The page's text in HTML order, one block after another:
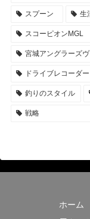
スプーン 生
スコーピオンMGL
宮城アングラーズ
ドライブレコーダー
釣りのスタイル
戦略
ホーム